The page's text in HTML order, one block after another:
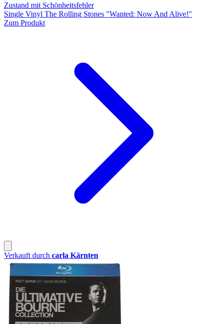
Zustand mit Schönheitsfehler
Single Vinyl The Rolling Stones "Wanted: Now And Alive!"
Zum Produkt
Verkauft durch carla Kärnten